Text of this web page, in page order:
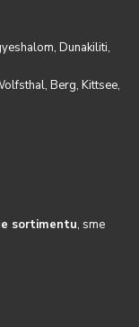
Dunakiliti,
Berg, Kittsee,
sortimentu, sme